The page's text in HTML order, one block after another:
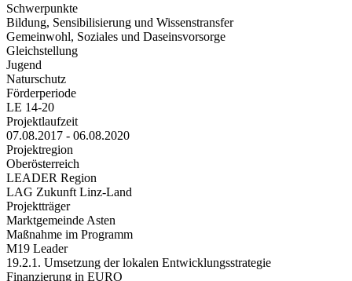
Schwerpunkte
Bildung, Sensibilisierung und Wissenstransfer
Gemeinwohl, Soziales und Daseinsvorsorge
Gleichstellung
Jugend
Naturschutz
Förderperiode
LE 14-20
Projektlaufzeit
07.08.2017 - 06.08.2020
Projektregion
Oberösterreich
LEADER Region
LAG Zukunft Linz-Land
Projektträger
Marktgemeinde Asten
Maßnahme im Programm
M19 Leader
19.2.1. Umsetzung der lokalen Entwicklungsstrategie
Finanzierung in EURO